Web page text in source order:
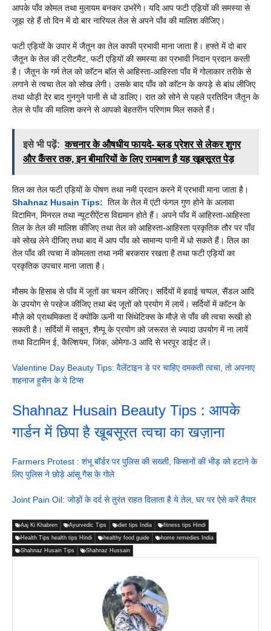
आपके पाँव कोमल तथा मुलायम बनकर उभरेंगे। यदि आप फटी एड़ियों की समस्या से
जूझ रहे हैं तो दिन में दो बार नारियल तेल से अपने पाँव की मालिश कीजिए।
फटी एड़ियों के उपार में जैतून का तेल काफी प्रभावी माना जाता है। हफ्ते में दो बार
जैतून के तेल की ट्रीटमैंट, फटी एड़ियों की समस्या का प्रभावी निदान प्रदान करती
है। जैतून के गर्म तेल को काॅटन बाॅल से आहिस्ता-आहिस्ता पाँव में गोलाकार तरीके से
लगाने से त्वचा तेल को सोख लेगी। उसके बाद पाँव को काॅटन के कपड़े से बांध लीजिए
तथा थोड़ी देर बाद गुनगुने पानी से धो डालिए। रात को सोने से पहले प्रतिदिन जैतून के
तेल से पाँव की मालिश करने से आपको बेहतरीन परिणाम मिल सकते हैं।
इसे भी पढ़ें: कचनार के औषधीय फायदे- ब्लड प्रेशर से लेकर शुगर
और कैंसर तक, इन बीमारियों के लिए रामबाण है यह खूबसूरत पेड़
तिल का तेल फटी एड़ियों के पोषण तथा नमी प्रदान करने में प्रभावी माना जाता है।
Shahnaz Husain Tips: तिल के तेल में एंटी फंगल गुण होने के अलावा
विटामिन, मिनरल तथा न्यूटरीऐंटस विद्यमान होते हैं। अपने पाँव में आहिस्ता-आहिस्ता
तिल के तेल की मालिश कीजिए तथा तेल को आहिस्ता-आहिस्ता प्रकृतिक तौर पर पाँव
को सोख लेने दीजिए तथा बाद में आप पाँव को सामान्य पानी में धो सकते हैं। तिल का
तेल पाँव की त्वचा में कोमलता तथा नमी बरकरार रखता है तथा फटी एड़ियों का
प्रकृतिक उपचार माना जाता है।
मौसम के हिसाब से पाँव में जूतों का चयन कीजिए। सर्दियों में हवाई चप्पल, सैंडल आदि
के उपयोग से परहेज कीजिए तथा बंद जूतों को प्रयोग में लायें। सर्दियों में काॅटन के
मौज़े को प्राथमिकता दें क्योंकि ऊनी या सिंथेटिक्स के मौज़े से पाँव की त्वचा रूखी हो
सकती है। सर्दियों में साबून, शैम्पू के प्रयोग को जरूरत से ज्यादा उपयोग में ना लायें
तथा विटामिन ई, कैल्शियम, जिंक, ओमेगा-3 आदि से भरपूर डाईट लें।
Valentine Day Beauty Tips: वैलेंटाइन डे पर चाहिए दमकती त्वचा, तो अपनाए
शहनाज हुसैन के ये टिप्स
Shahnaz Husain Beauty Tips : आपके
गार्डन में छिपा है खूबसूरत त्वचा का खज़ाना
Farmers Protest : शंभू बॉर्डर पर पुलिस की सख्ती, किसानों की भीड़ को हटाने के
लिए पुलिस ने छोड़े आंसू गैस के गोले
Joint Pain Oil: जोड़ों के दर्द से तुरंत राहत दिलाता है ये तेल, घर पर ऐसे करें तैयार
Aaj Ki Khabren Ayurvedic Tips diet tips India fitness tips Hindi
Health Tips health tips Hindi healthy food guide home remedies India
Shahnaz Husain Tips Shahnaz Hussain